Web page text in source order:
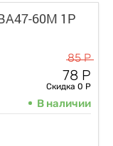
60M 1Р
85 Р
78 Р
Скидка 0 Р
В наличии